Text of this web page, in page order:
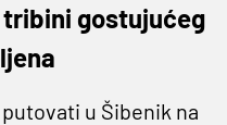
gostujućeg
u Šibenik na